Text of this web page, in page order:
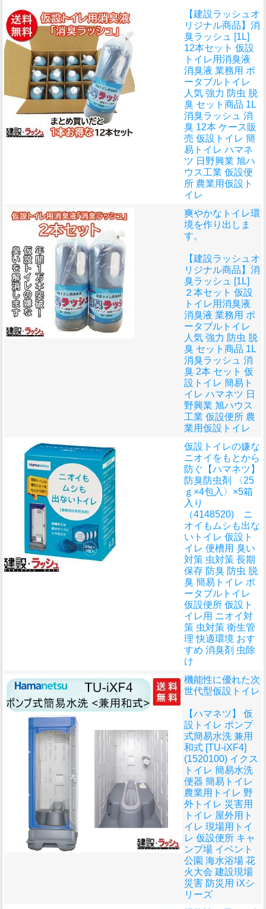
【建設ラッシュオ
リジナル商品】消
臭ラッシュ [1L]
12本セット 仮設
トイレ用消臭液
消臭液 業務用 ポ
ータブルトイレ
人気 強力 防虫 脱
臭 セット商品 1L
消臭ラッシュ 消
臭 12本 ケース販
売 仮設トイレ 簡
易トイレ ハマネ
ツ 日野興業 旭ハ
ウス工業 仮設便
所 農業用仮設ト
イレ
爽やかなトイレ環
境を作り出しま
す。
【建設ラッシュオ
リジナル商品】消
臭ラッシュ [1L]
２本セット 仮設
トイレ用消臭液
消臭液 業務用 ポ
ータブルトイレ
人気 強力 防虫 脱
臭 セット商品 1L
消臭ラッシュ 消
臭 2本 セット 仮
設トイレ 簡易ト
イレ ハマネツ 日
野興業 旭ハウス
工業 仮設便所 農
業用仮設トイレ
仮設トイレの嫌な
ニオイをもとから
防ぐ 【ハマネツ】
防臭防虫剤 〈25
ｇ×4包入〉×5箱
入り
（4148520) ニ
オイもムシも出な
いトイレ 仮設ト
イレ 便槽用 臭い
対策 虫対策 長期
保存 防臭 防虫 脱
臭 簡易トイレ ポ
ータブルトイレ
仮設便所 仮設ト
イレ用 ニオイ対
策 虫対策 衛生管
理 快適環境 おす
すめ 消臭剤 虫除
け
機能性に優れた次
世代型仮設トイレ
【ハマネツ】 仮
設トイレ ポンプ
式簡易水洗 兼用
和式 [TU-iXF4]
(1520100) イクス
トイレ 簡易水洗
便器 簡易トイレ
農業用トイレ 野
外トイレ 災害用
トイレ 屋外用ト
イレ 現場用トイ
レ 仮設便所 キャ
ンプ場 イベント
公園 海水浴場 花
火大会 建設現場
災害 防災用 iXシ
リーズ